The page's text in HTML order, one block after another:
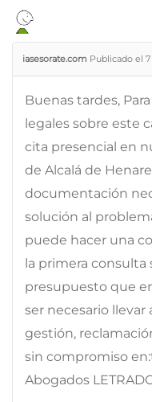
iasesorate.com Publicado el
Buenas tardes,
legales sobre este
cita presencial en
de Alcalá de
documentación
solución al
puede hacer una
la primera consulta
presupuesto que
ser necesario
gestión,
sin compromiso
Abogados